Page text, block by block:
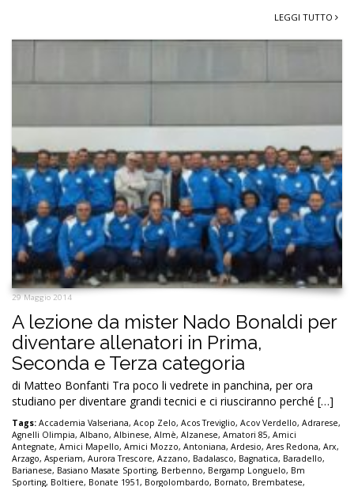
LEGGI TUTTO
29 Maggio 2014
A lezione da mister Nado Bonaldi per
diventare allenatori in Prima,
Seconda e Terza categoria
di Matteo Bonfanti Tra poco li vedrete in panchina, per ora
studiano per diventare grandi tecnici e ci riusciranno perché […]
Tags: Accademia Valseriana, Acop Zelo, Acos Treviglio, Acov Verdello, Adrarese,
Agnelli Olimpia, Albano, Albinese, Almè, Alzanese, Amatori 85, Amici
Antegnate, Amici Mapello, Amici Mozzo, Antoniana, Ardesio, Ares Redona, Arx,
Arzago, Asperiam, Aurora Trescore, Azzano, Badalasco, Bagnatica, Baradello,
Barianese, Basiano Masate Sporting, Berbenno, Bergamp Longuelo, Bm
Sporting, Boltiere, Bonate 1951, Borgolombardo, Bornato, Brembatese,